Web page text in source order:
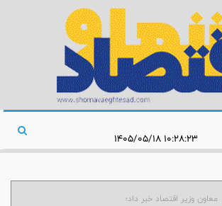
معاون وزیر اقتصاد خبر داد؛